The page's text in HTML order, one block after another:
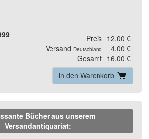
Preis 12,00 €
Versand Deutschland
4,00 €
Gesamt 16,00 €
in den Warenkorb
Bücher aus unserem
Versandantiquariat: